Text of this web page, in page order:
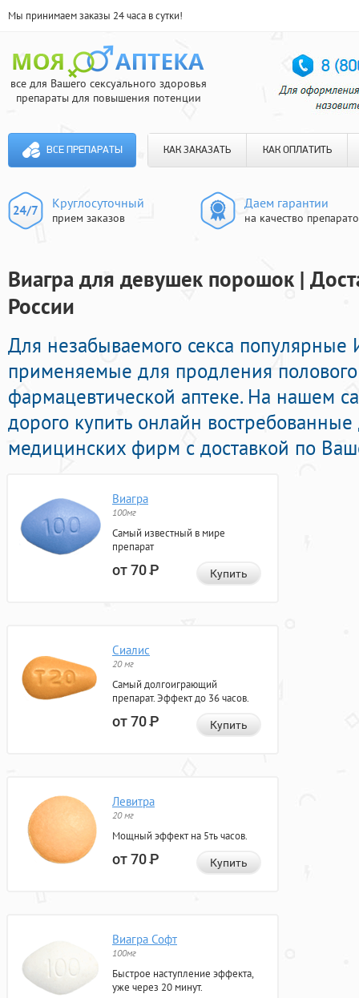
Мы принимаем заказы 24 часа в сутки!
все для Вашего сексуального здоровья
препараты для повышения потенции
ВСЕ ПРЕПАРАТЫ КАК ЗАКАЗАТЬ КАК ОПЛАТИТЬ
Круглосуточный
прием заказов
Даем гарантии
на качество
Виагра для девушек порошок |
России
Для незабываемого секса
применяемые для продления полового
фармацевтической аптеке. На нашем
дорого купить онлайн
медицинских фирм с доставкой по
Виагра
100мг
Самый известный в мире
препарат
от 70Р Купить
Сиалис
20 мг
Самый долгоиграющий
препарат. Эффект до 36 часов.
от 70Р Купить
Левитра
20 мг
Мощный эффект на 5ть часов.
от 70Р Купить
Виагра Софт
100мг
Быстрое наступление эффекта,
уже через 20 минут.